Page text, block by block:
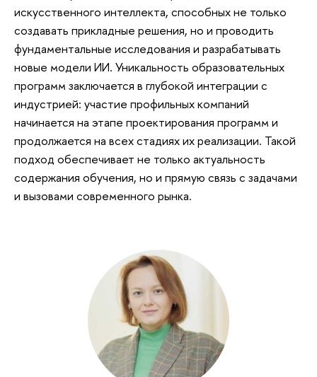
искусственного интеллекта, способных не только
создавать прикладные решения, но и проводить
фундаментальные исследования и разрабатывать
новые модели ИИ. Уникальность образовательных
программ заключается в глубокой интеграции с
индустрией: участие профильных компаний
начинается на этапе проектирования программ и
продолжается на всех стадиях их реализации. Такой
подход обеспечивает не только актуальность
содержания обучения, но и прямую связь с задачами
и вызовами современного рынка.